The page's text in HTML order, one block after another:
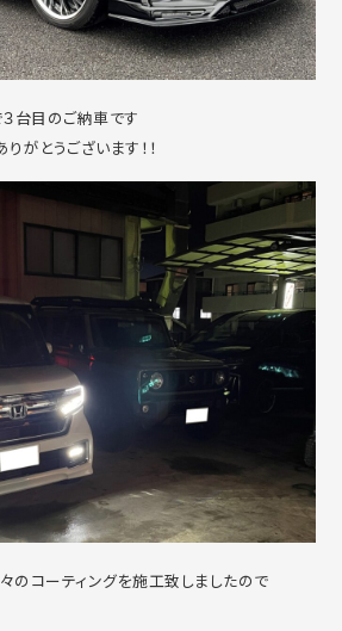
台目のご納車です
がとうございます！！
のコーティングを施工致しましたので